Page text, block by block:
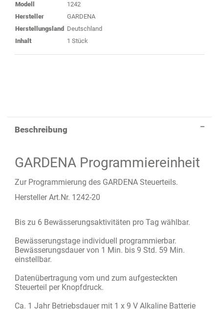
Modell
1242
Hersteller
GARDENA
Herstellungsland Deutschland
Inhalt
1 Stück
Beschreibung
GARDENA Programmiereinheit
Zur Programmierung des GARDENA Steuerteils.
Hersteller Art.Nr. 1242-20
Bis zu 6 Bewässerungsaktivitäten pro Tag wählbar.
Bewässerungstage individuell programmierbar.
Bewässerungsdauer von 1 Min. bis 9 Std. 59 Min.
einstellbar.
Datenübertragung vom und zum aufgesteckten
Steuerteil per Knopfdruck.
Ca. 1 Jahr Betriebsdauer mit 1 x 9 V Alkaline Batterie